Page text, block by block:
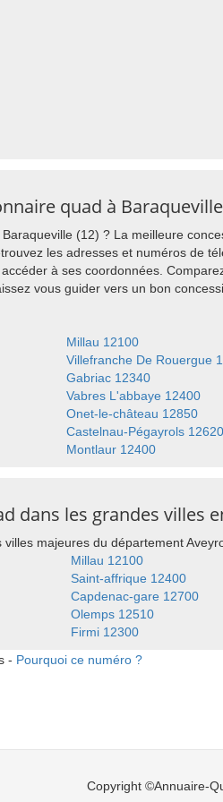
quad à Baraqueville
(12) ? La meilleure
les adresses et numéros de
à ses coordonnées.
vous guider vers un bon
Millau 12100
Villefranche De Rouergue
Gabriac 12340
Vabres L'abbaye 12400
Onet-le-château 12850
Castelnau-Pégayrols 12620
Montlaur 12400
dans les grandes villes
majeures du département
Millau 12100
Saint-affrique 12400
Capdenac-gare 12700
Olemps 12510
Firmi 12300
- Pourquoi ce numéro ?
Copyright ©Annuaire-